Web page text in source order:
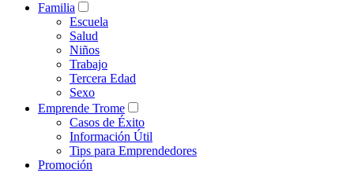
Familia
Escuela
Salud
Niños
Trabajo
Tercera Edad
Sexo
Emprende Trome
Casos de Éxito
Información Útil
Tips para Emprendedores
Promoción